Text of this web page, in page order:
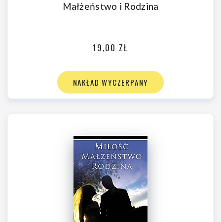
Małżeństwo i Rodzina
19,00 ZŁ
NAKŁAD WYCZERPANY